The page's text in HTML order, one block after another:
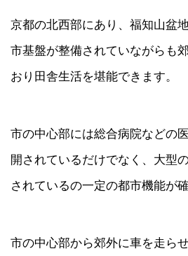
京都の北西部にあり、福知山盆
市基盤が整備されていながらも
おり田舎生活を堪能できます。
市の中心部には総合病院などの
開されているだけでなく、大型
されているの一定の都市機能が
市の中心部から郊外に車を走ら